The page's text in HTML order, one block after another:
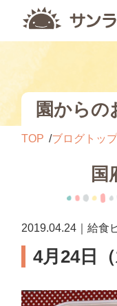
園からの
TOP ブログトッ
国
2019.04.24｜給食
4月24日